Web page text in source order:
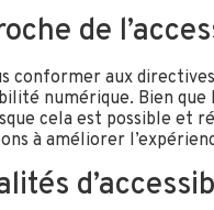
de
conformer aux
numérique. Bien
cela est possible et
à améliorer